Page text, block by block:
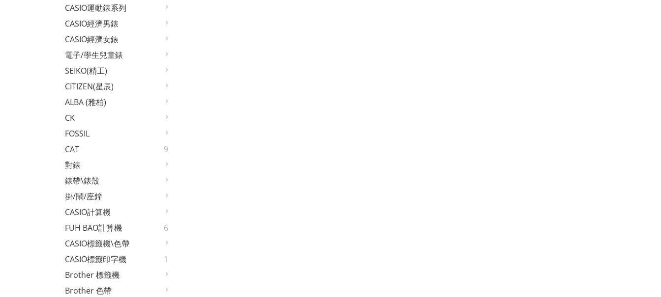
CASIO運動錶系列
CASIO經濟男錶
CASIO經濟女錶
電子/學生兒童錶
SEIKO(精工)
CITIZEN(星辰)
ALBA (雅柏)
CK
FOSSIL
CAT
9
對錶
錶帶\錶殼
掛/鬧/座鐘
CASIO計算機
FUH BAO計算機
6
CASIO標籤機\色帶
CASIO標籤印字機
1
Brother 標籤機
Brother 色帶